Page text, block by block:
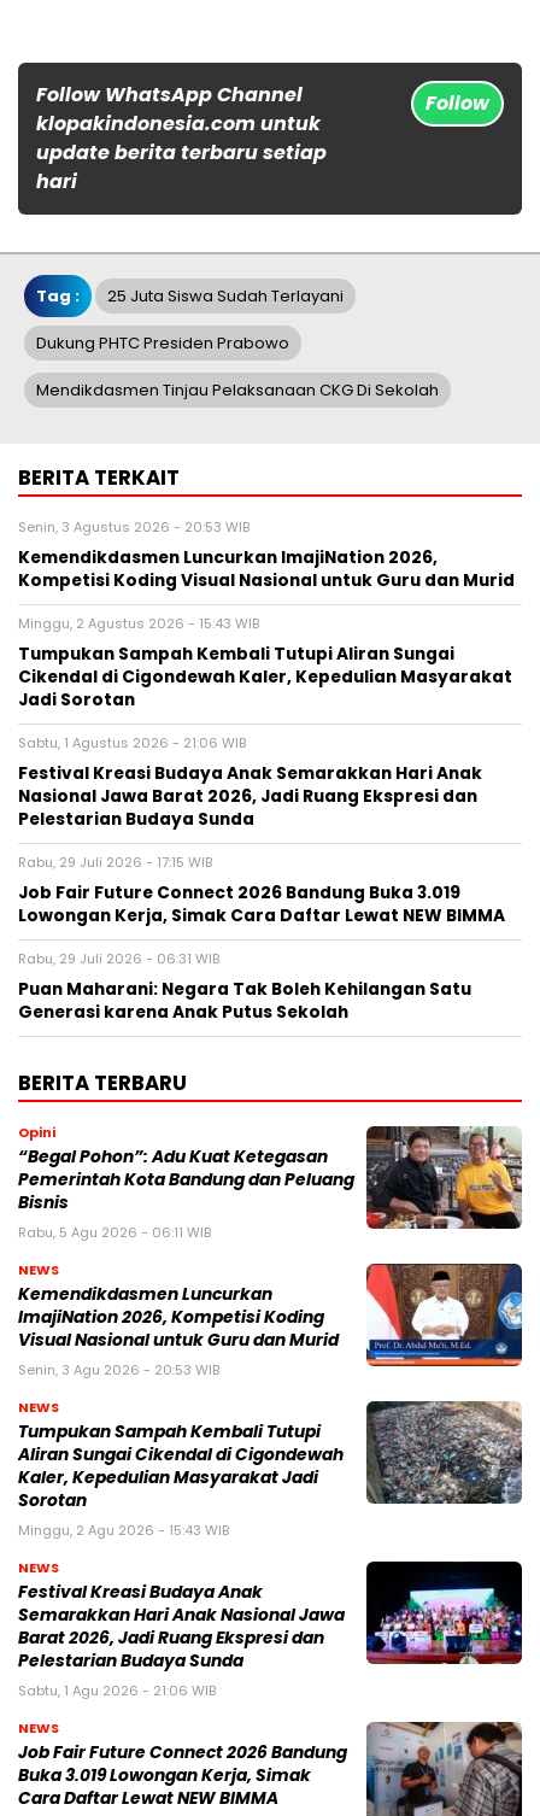
Follow WhatsApp Channel
klopakindonesia.com untuk
update berita terbaru setiap
hari
Follow
Tag : 25 Juta Siswa Sudah Terlayani
Dukung PHTC Presiden Prabowo
Mendikdasmen Tinjau Pelaksanaan CKG Di Sekolah
BERITA TERKAIT
Senin, 3 Agustus 2026 - 20:53 WIB
Kemendikdasmen Luncurkan ImajiNation 2026,
Kompetisi Koding Visual Nasional untuk Guru dan Murid
Minggu, 2 Agustus 2026 - 15:43 WIB
Tumpukan Sampah Kembali Tutupi Aliran Sungai
Cikendal di Cigondewah Kaler, Kepedulian Masyarakat
Jadi Sorotan
Sabtu, 1 Agustus 2026 - 21:06 WIB
Festival Kreasi Budaya Anak Semarakkan Hari Anak
Nasional Jawa Barat 2026, Jadi Ruang Ekspresi dan
Pelestarian Budaya Sunda
Rabu, 29 Juli 2026 - 17:15 WIB
Job Fair Future Connect 2026 Bandung Buka 3.019
Lowongan Kerja, Simak Cara Daftar Lewat NEW BIMMA
Rabu, 29 Juli 2026 - 06:31 WIB
Puan Maharani: Negara Tak Boleh Kehilangan Satu
Generasi karena Anak Putus Sekolah
BERITA TERBARU
Opini
“Begal Pohon”: Adu Kuat Ketegasan
Pemerintah Kota Bandung dan Peluang
Bisnis
Rabu, 5 Agu 2026 - 06:11 WIB
NEWS
Kemendikdasmen Luncurkan
ImajiNation 2026, Kompetisi Koding
Visual Nasional untuk Guru dan Murid
Senin, 3 Agu 2026 - 20:53 WIB
NEWS
Tumpukan Sampah Kembali Tutupi
Aliran Sungai Cikendal di Cigondewah
Kaler, Kepedulian Masyarakat Jadi
Sorotan
Minggu, 2 Agu 2026 - 15:43 WIB
NEWS
Festival Kreasi Budaya Anak
Semarakkan Hari Anak Nasional Jawa
Barat 2026, Jadi Ruang Ekspresi dan
Pelestarian Budaya Sunda
Sabtu, 1 Agu 2026 - 21:06 WIB
NEWS
Job Fair Future Connect 2026 Bandung
Buka 3.019 Lowongan Kerja, Simak
Cara Daftar Lewat NEW BIMMA